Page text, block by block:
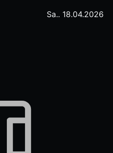
Sa.. 18.04.2026